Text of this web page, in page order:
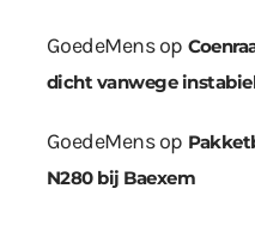
GoedeMensop
dicht vanwege
GoedeMensop
N280 bij Baexem